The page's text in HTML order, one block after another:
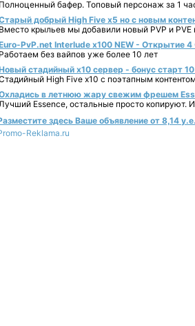
Полноценный бафер. Топовый персонаж за 1
добрый High Five x5 но с новым
Вместо крыльев мы добавили новый PVP и PVE
PvP.net Interlude х100 NEW - Открытие 4
Работаем без вайпов уже более 10 лет
стадийный х10 сервер - бонус старт
High Five x10 с поэтапным
в летнюю жару свежим фрешем
Essence, остальные просто копируют.
здесь Ваше объявление от 8,14
Reklama.ru